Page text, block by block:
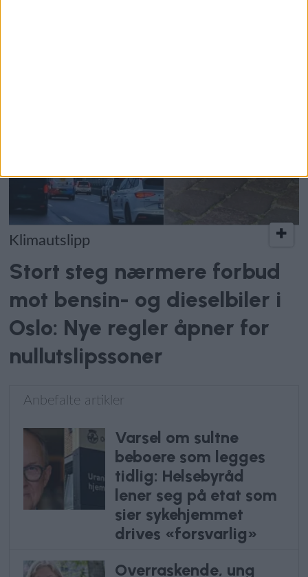
Klimautslipp
Stort steg nærmere forbud
mot bensin- og dieselbiler i
Oslo: Nye regler åpner for
nullutslipssoner
Anbefalte artikler
Varsel om sultne
beboere som legges
tidlig: Helsebyråd
lener seg på etat som
sier sykehjemmet
drives «forsvarlig»
Overraskende, ung